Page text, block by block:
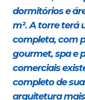
dormitórios e
m². A torre terá
completa, com
gourmet, spa e
comerciais
completo de
arquitetura